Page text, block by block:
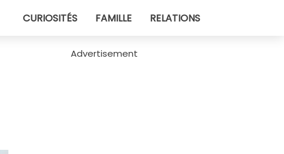
CURIOSITÉS FAMILLE RELATIONS
Advertisement